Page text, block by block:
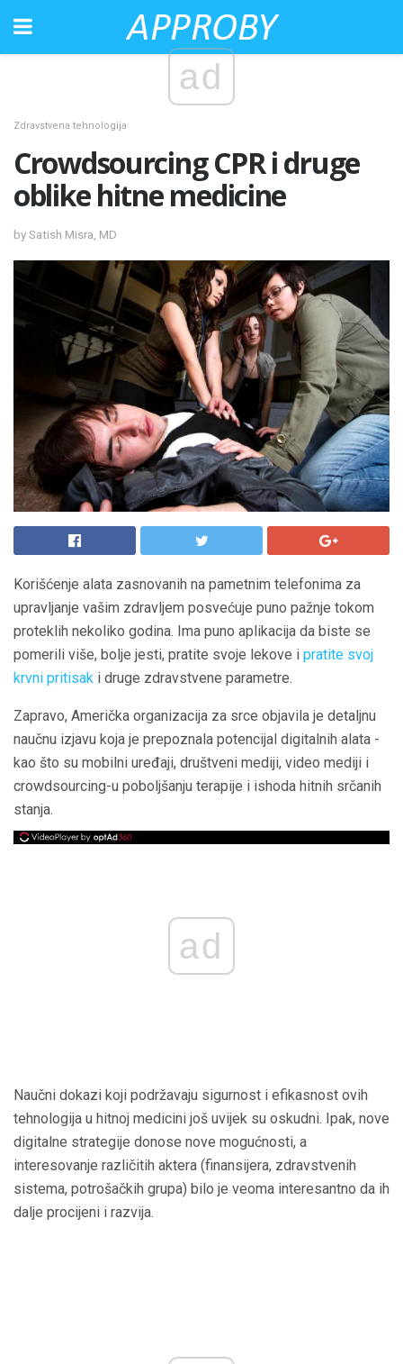
ad
Zdravstvena tehnologija
Crowdsourcing CPR i druge
oblike hitne medicine
by Satish Misra, MD
Korišćenje alata zasnovanih na pametnim telefonima za
upravljanje vašim zdravljem posvećuje puno pažnje tokom
proteklih nekoliko godina. Ima puno aplikacija da biste se
pomerili više, bolje jesti, pratite svoje lekove i pratite svoj
krvni pritisak i druge zdravstvene parametre.
Zapravo, Američka organizacija za srce objavila je detaljnu
naučnu izjavu koja je prepoznala potencijal digitalnih alata -
kao što su mobilni uređaji, društveni mediji, video mediji i
crowdsourcing-u poboljšanju terapije i ishoda hitnih srčanih
stanja.
ad
Naučni dokazi koji podržavaju sigurnost i efikasnost ovih
tehnologija u hitnoj medicini još uvijek su oskudni. Ipak, nove
digitalne strategije donose nove mogućnosti, a
interesovanje različitih aktera (finansijera, zdravstvenih
sistema, potrošačkih grupa) bilo je veoma interesantno da ih
dalje procijeni i razvija.